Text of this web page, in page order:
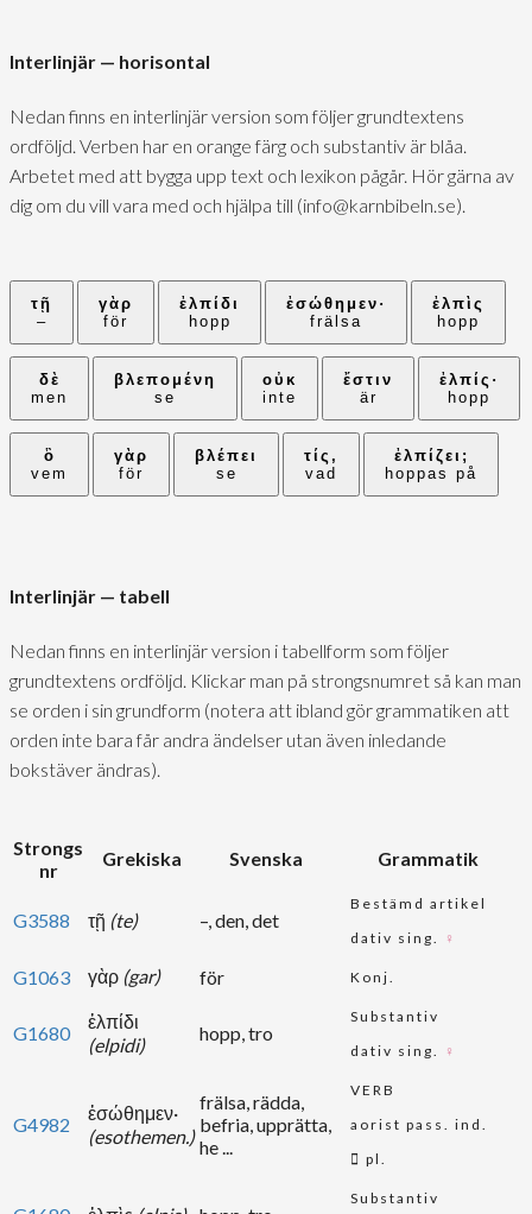
Interlinjär — horisontal
Nedan finns en interlinjär version som följer grundtextens
ordföljd. Verben har en orange färg och substantiv är blåa.
Arbetet med att bygga upp text och lexikon pågår. Hör gärna av
dig om du vill vara med och hjälpa till (info@karnbibeln.se).
τῇ
–
γὰρ
för
ἐλπίδι
hopp
ἐσώθημεν·
frälsa
ἐλπὶς
hopp
δὲ
men
βλεπομένη
se
οὐκ
inte
ἔστιν
är
ἐλπίς·
hopp
ὃ
vem
γὰρ
för
βλέπει
se
τίς,
vad
ἐλπίζει;
hoppas på
Interlinjär — tabell
Nedan finns en interlinjär version i tabellform som följer
grundtextens ordföljd. Klickar man på strongsnumret så kan man
se orden i sin grundform (notera att ibland gör grammatiken att
orden inte bara får andra ändelser utan även inledande
bokstäver ändras).
Strongs
nr
Grekiska Svenska Grammatik
G3588 τῇ (te) –, den, det
Bestämd artikel
dativ sing.
♀
G1063 γὰρ (gar) för Konj.
G1680
ἐλπίδι
(elpidi)
hopp, tro
Substantiv
dativ sing.
♀
G4982
ἐσώθημεν·
(esothemen.)
frälsa, rädda,
befria, upprätta,
he ...
VERB
aorist pass. ind.
pl.
Substantiv